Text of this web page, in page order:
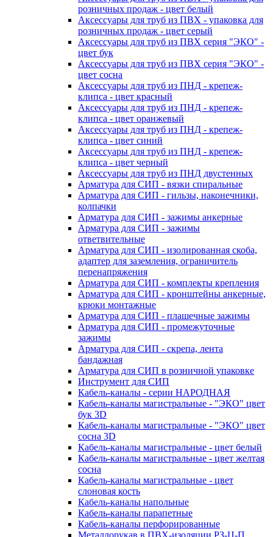
розничных продаж - цвет белый
Аксессуары для труб из ПВХ - упаковка для
розничных продаж - цвет серый
Аксессуары для труб из ПВХ серия "ЭКО" -
цвет бук
Аксессуары для труб из ПВХ серия "ЭКО" -
цвет сосна
Аксессуары для труб из ПНД - крепеж-
клипса - цвет красный
Аксессуары для труб из ПНД - крепеж-
клипса - цвет оранжевый
Аксессуары для труб из ПНД - крепеж-
клипса - цвет синий
Аксессуары для труб из ПНД - крепеж-
клипса - цвет черный
Аксессуары для труб из ПНД двустенных
Арматура для СИП - вязки спиральные
Арматура для СИП - гильзы, наконечники,
колпачки
Арматура для СИП - зажимы анкерные
Арматура для СИП - зажимы
ответвительные
Арматура для СИП - изолированная скоба,
адаптер для заземления, ограничитель
перенапряжения
Арматура для СИП - комплекты крепления
Арматура для СИП - кронштейны анкерные,
крюки монтажные
Арматура для СИП - плашечные зажимы
Арматура для СИП - промежуточные
зажимы
Арматура для СИП - скрепа, лента
бандажная
Арматура для СИП в розничной упаковке
Инструмент для СИП
Кабель-каналы - серии НАРОДНАЯ
Кабель-каналы магистральные - "ЭКО" цвет
бук 3D
Кабель-каналы магистральные - "ЭКО" цвет
сосна 3D
Кабель-каналы магистральные - цвет белый
Кабель-каналы магистральные - цвет желтая
сосна
Кабель-каналы магистральные - цвет
слоновая кость
Кабель-каналы напольные
Кабель-каналы парапетные
Кабель-каналы перфорированные
Металлорукав в ПВХ-изоляции РЗ-Ц-П